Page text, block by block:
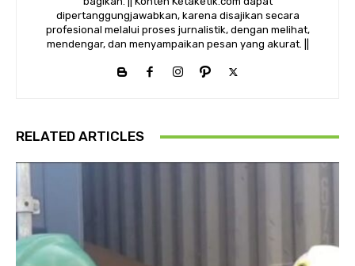
dipertanggungjawabkan, karena disajikan secara
profesional melalui proses jurnalistik, dengan melihat,
mendengar, dan menyampaikan pesan yang akurat. ||
RELATED ARTICLES